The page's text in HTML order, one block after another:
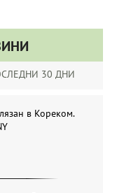
30 ДНИ
в Кореком.